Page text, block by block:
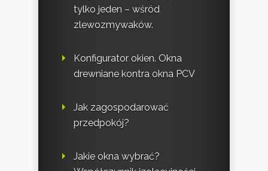
tylko jeden – wśród
zlewozmywaków.
Konfigurator okien. Okna
drewniane kontra okna PCV
Jak zagospodarować
przedpokój?
Jakie okna wybrać?